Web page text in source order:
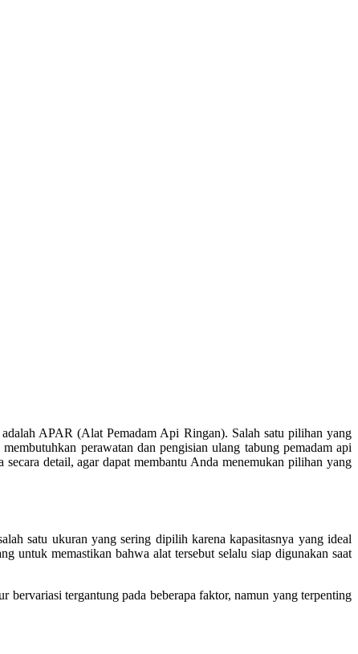
APAR (Alat Pemadam Api Ringan). Salah satu pilihan yang
perawatan dan pengisian ulang tabung pemadam api
detail, agar dapat membantu Anda menemukan pilihan yang
satu ukuran yang sering dipilih karena kapasitasnya yang ideal
untuk memastikan bahwa alat tersebut selalu siap digunakan saat
tergantung pada beberapa faktor, namun yang terpenting